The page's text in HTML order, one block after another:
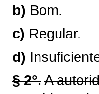
b) Bom.
c) Regular.
d)
§ 2°.A